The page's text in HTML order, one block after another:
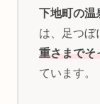
下地町の温
は、足つぼ
重さまでそ
ています。